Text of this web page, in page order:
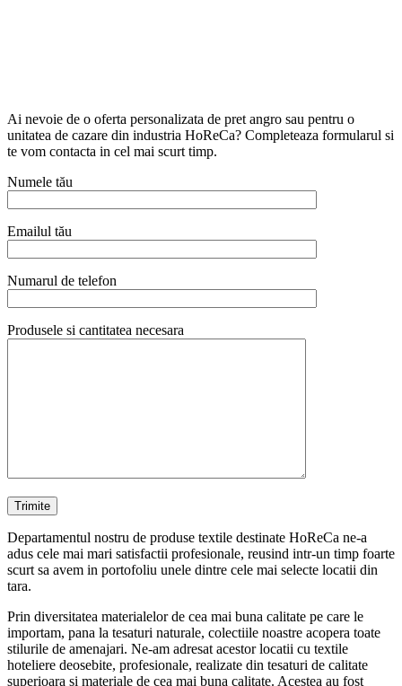
Ai nevoie de o oferta personalizata de pret angro sau pentru o
unitatea de cazare din industria HoReCa? Completeaza formularul si
te vom contacta in cel mai scurt timp.
Numele tău
Emailul tău
Numarul de telefon
Produsele si cantitatea necesara
Departamentul nostru de produse textile destinate HoReCa ne-a
adus cele mai mari satisfactii profesionale, reusind intr-un timp foarte
scurt sa avem in portofoliu unele dintre cele mai selecte locatii din
tara.
Prin diversitatea materialelor de cea mai buna calitate pe care le
importam, pana la tesaturi naturale, colectiile noastre acopera toate
stilurile de amenajari. Ne-am adresat acestor locatii cu textile
hoteliere deosebite, profesionale, realizate din tesaturi de calitate
superioara si materiale de cea mai buna calitate. Acestea au fost